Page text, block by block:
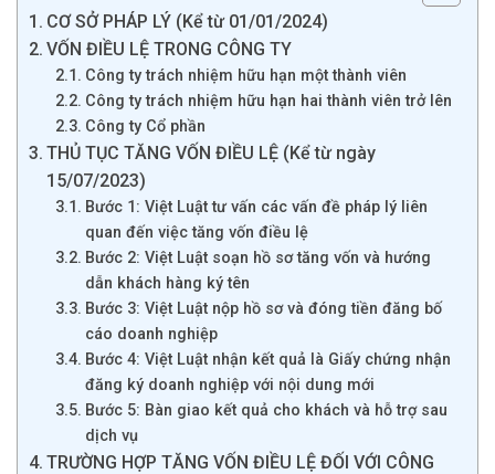
CƠ SỞ PHÁP LÝ (Kể từ 01/01/2024)
VỐN ĐIỀU LỆ TRONG CÔNG TY
Công ty trách nhiệm hữu hạn một thành viên
Công ty trách nhiệm hữu hạn hai thành viên trở lên
Công ty Cổ phần
THỦ TỤC TĂNG VỐN ĐIỀU LỆ (Kể từ ngày
15/07/2023)
Bước 1: Việt Luật tư vấn các vấn đề pháp lý liên
quan đến việc tăng vốn điều lệ
Bước 2: Việt Luật soạn hồ sơ tăng vốn và hướng
dẫn khách hàng ký tên
Bước 3: Việt Luật nộp hồ sơ và đóng tiền đăng bố
cáo doanh nghiệp
Bước 4: Việt Luật nhận kết quả là Giấy chứng nhận
đăng ký doanh nghiệp với nội dung mới
Bước 5: Bàn giao kết quả cho khách và hỗ trợ sau
dịch vụ
TRƯỜNG HỢP TĂNG VỐN ĐIỀU LỆ ĐỐI VỚI CÔNG